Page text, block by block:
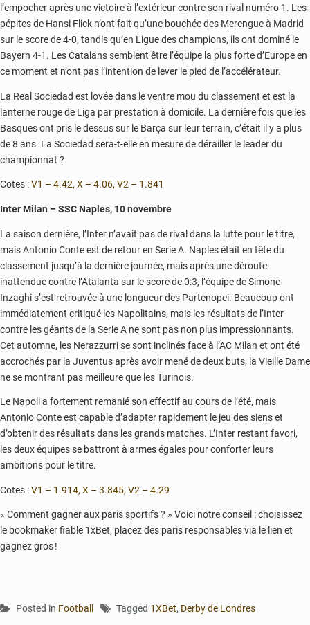
l’empocher après une victoire à l’extérieur contre son rival numéro 1. Les
pépites de Hansi Flick n’ont fait qu’une bouchée des Merengue à Madrid
sur le score de 4-0, tandis qu’en Ligue des champions, ils ont dominé le
Bayern 4-1. Les Catalans semblent être l’équipe la plus forte d’Europe en
ce moment et n’ont pas l’intention de lever le pied de l’accélérateur.
La Real Sociedad est lovée dans le ventre mou du classement et est la
lanterne rouge de Liga par prestation à domicile. La dernière fois que les
Basques ont pris le dessus sur le Barça sur leur terrain, c’était il y a plus
de 8 ans. La Sociedad sera-t-elle en mesure de dérailler le leader du
championnat ?
Cotes :V1 – 4.42, X – 4.06, V2 – 1.841
Inter Milan – SSC Naples, 10 novembre
La saison dernière, l’Inter n’avait pas de rival dans la lutte pour le titre,
mais Antonio Conte est de retour en Serie A. Naples était en tête du
classement jusqu’à la dernière journée, mais après une déroute
inattendue contre l’Atalanta sur le score de 0:3, l’équipe de Simone
Inzaghi s’est retrouvée à une longueur des Partenopei. Beaucoup ont
immédiatement critiqué les Napolitains, mais les résultats de l’Inter
contre les géants de la Serie A ne sont pas non plus impressionnants.
Cet automne, les Nerazzurri se sont inclinés face à l’AC Milan et ont été
accrochés par la Juventus après avoir mené de deux buts, la Vieille Dame
ne se montrant pas meilleure que les Turinois.
Le Napoli a fortement remanié son effectif au cours de l’été, mais
Antonio Conte est capable d’adapter rapidement le jeu des siens et
d’obtenir des résultats dans les grands matches. L’Inter restant favori,
les deux équipes se battront à armes égales pour conforter leurs
ambitions pour le titre.
Cotes :V1 – 1.914, X – 3.845, V2 – 4.29
« Comment gagner aux paris sportifs ? » Voici notre conseil : choisissez
le bookmaker fiable 1xBet, placez des paris responsables via le lien et
gagnez gros !
Posted in Football Tagged 1XBet, Derby de Londres